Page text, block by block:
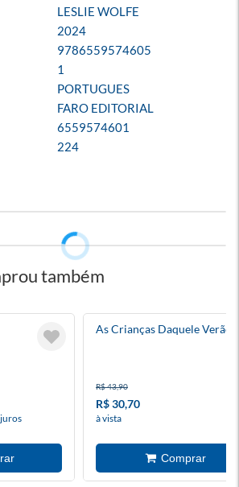
LESLIE WOLFE
2024
9786559574605
1
PORTUGUES
FARO EDITORIAL
6559574601
224
também
As Crianças Daquele Verão
R$ 43,90
R$ 30,70
à vista